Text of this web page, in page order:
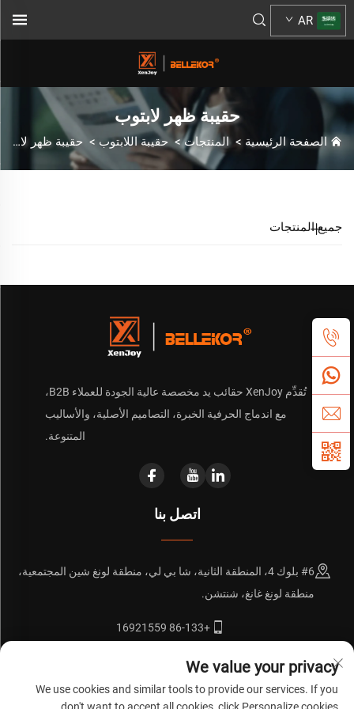
AR
حقيبة ظهر لابتوب
الصفحة الرئيسية >المنتجات>حقيبة اللابتوب > حقيبة ظهر لابتوب
جميع المنتجات
تُقدِّم XenJoy حقائب يد مخصصة عالية الجودة للعملاء B2B،
مع اندماج الحرفية الخبرة، التصاميم الأصلية، والأساليب
المتنوعة.
اتصل بنا
#6 بلوك 4، المنطقة الثانية، شا بي لي، منطقة لونغ شين المجتمعية،
منطقة لونغ غانغ، شنتشن.
+86-133 16921559
[email protected]
We value your privacy
We use cookies and similar tools to provide our services. If you